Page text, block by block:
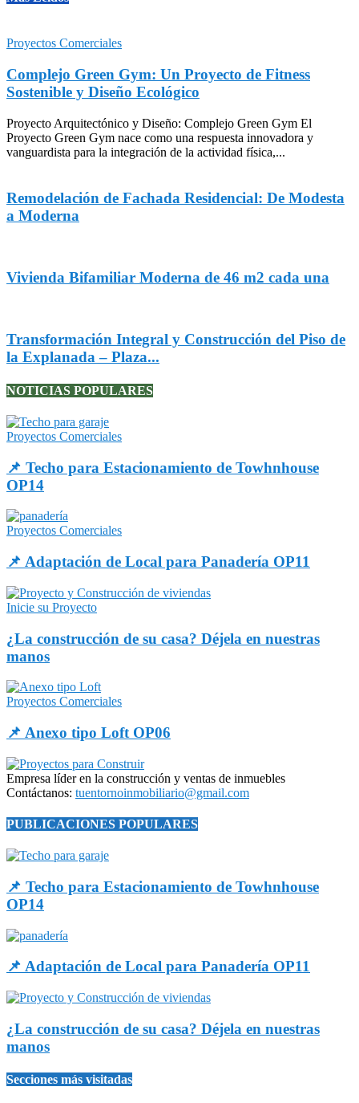
Proyectos Comerciales
Complejo Green Gym: Un Proyecto de Fitness
Sostenible y Diseño Ecológico
Proyecto Arquitectónico y Diseño: Complejo Green Gym El
Proyecto Green Gym nace como una respuesta innovadora y
vanguardista para la integración de la actividad física,...
Remodelación de Fachada Residencial: De Modesta
a Moderna
Vivienda Bifamiliar Moderna de 46 m2 cada una
Transformación Integral y Construcción del Piso de
la Explanada – Plaza...
NOTICIAS POPULARES
Proyectos Comerciales
📌 Techo para Estacionamiento de Towhnhouse
OP14
Proyectos Comerciales
📌 Adaptación de Local para Panadería OP11
Inicie su Proyecto
¿La construcción de su casa? Déjela en nuestras
manos
Proyectos Comerciales
📌 Anexo tipo Loft OP06
Empresa líder en la construcción y ventas de inmuebles
Contáctanos: tuentornoinmobiliario@gmail.com
PUBLICACIONES POPULARES
📌 Techo para Estacionamiento de Towhnhouse
OP14
📌 Adaptación de Local para Panadería OP11
¿La construcción de su casa? Déjela en nuestras
manos
Secciones más visitadas